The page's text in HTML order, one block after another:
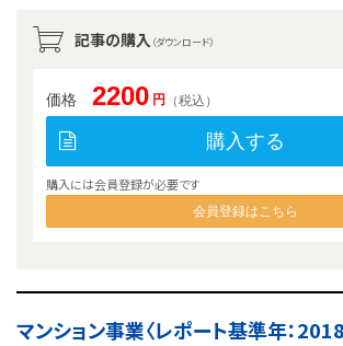
記事の購入 （ダウンロード）
価格 2200 円 （税込）
購入する
購入には会員登録が必要です
会員登録はこちら
マンション事業〈レポート基準年：2018